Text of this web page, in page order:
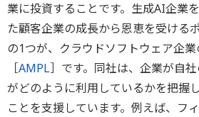
業に投資することです。生成AI企業
た顧客企業の成長から恩恵を受ける
の1つが、クラウドソフトウェア企
［AMPL］です。同社は、企業が自
がどのように利用しているかを把握
ことを支援しています。例えば、フ